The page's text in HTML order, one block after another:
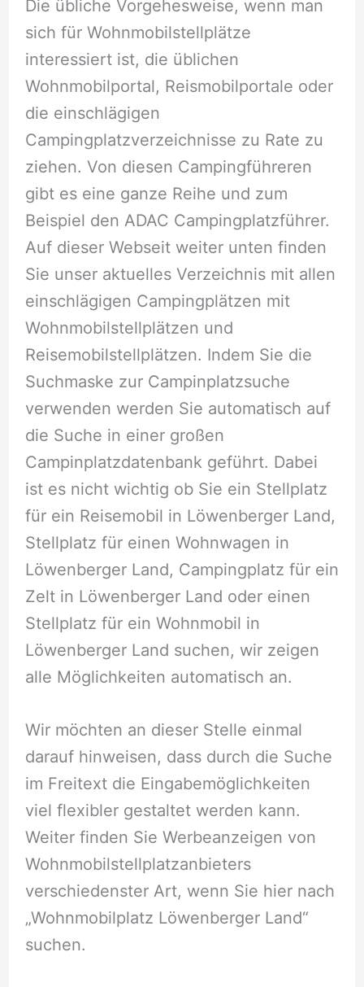
Die übliche Vorgehesweise, wenn man
sich für Wohnmobilstellplätze
interessiert ist, die üblichen
Wohnmobilportal, Reismobilportale oder
die einschlägigen
Campingplatzverzeichnisse zu Rate zu
ziehen. Von diesen Campingführeren
gibt es eine ganze Reihe und zum
Beispiel den ADAC Campingplatzführer.
Auf dieser Webseit weiter unten finden
Sie unser aktuelles Verzeichnis mit allen
einschlägigen Campingplätzen mit
Wohnmobilstellplätzen und
Reisemobilstellplätzen. Indem Sie die
Suchmaske zur Campinplatzsuche
verwenden werden Sie automatisch auf
die Suche in einer großen
Campinplatzdatenbank geführt. Dabei
ist es nicht wichtig ob Sie ein Stellplatz
für ein Reisemobil in Löwenberger Land,
Stellplatz für einen Wohnwagen in
Löwenberger Land, Campingplatz für ein
Zelt in Löwenberger Land oder einen
Stellplatz für ein Wohnmobil in
Löwenberger Land suchen, wir zeigen
alle Möglichkeiten automatisch an.
Wir möchten an dieser Stelle einmal
darauf hinweisen, dass durch die Suche
im Freitext die Eingabemöglichkeiten
viel flexibler gestaltet werden kann.
Weiter finden Sie Werbeanzeigen von
Wohnmobilstellplatzanbieters
verschiedenster Art, wenn Sie hier nach
„Wohnmobilplatz Löwenberger Land“
suchen.